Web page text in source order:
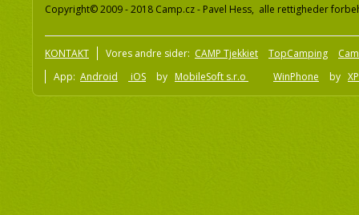
Copyright© 2009 - 2018 Camp.cz - Pavel Hess, alle rettigheder
KONTAKT Vores andre sider: CAMP Tjekkiet TopCamping
App: Android iOS by MobileSoft s.r.o WinPhone by